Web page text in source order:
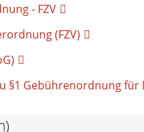
- FZV
(FZV)
§1 Gebührenordnung